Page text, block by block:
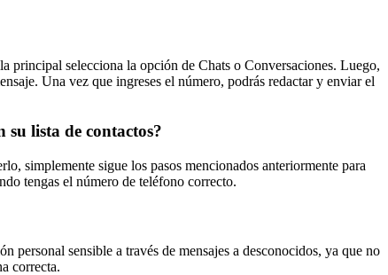
principal selecciona la opción de Chats o Conversaciones. Luego,
Una vez que ingreses el número, podrás redactar y enviar el
lista de contactos?
simplemente sigue los pasos mencionados anteriormente para
tengas el número de teléfono correcto.
sensible a través de mensajes a desconocidos, ya que no
correcta.